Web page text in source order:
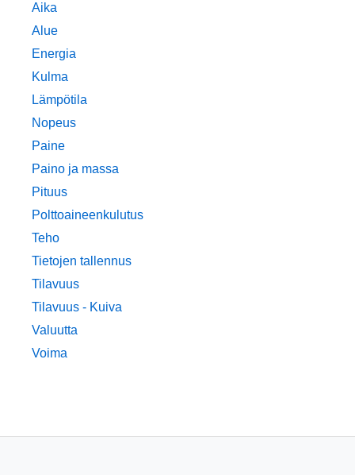
Aika
Alue
Energia
Kulma
Lämpötila
Nopeus
Paine
Paino ja massa
Pituus
Polttoaineenkulutus
Teho
Tietojen tallennus
Tilavuus
Tilavuus - Kuiva
Valuutta
Voima